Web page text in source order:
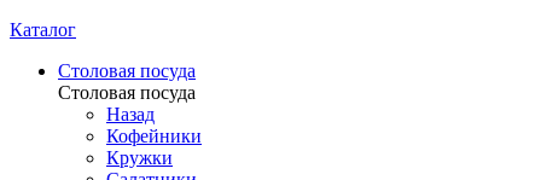
Каталог
Столовая посуда
Столовая посуда
Назад
Кофейники
Кружки